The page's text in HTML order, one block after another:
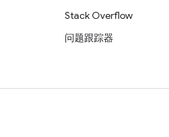
Stack Overflow
问题跟踪器